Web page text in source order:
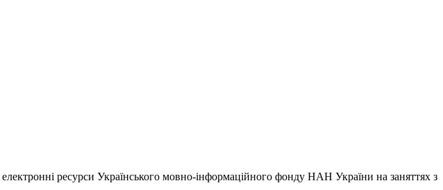
ресурси Українського мовно-інформаційного фонду НАН України на заняттях з